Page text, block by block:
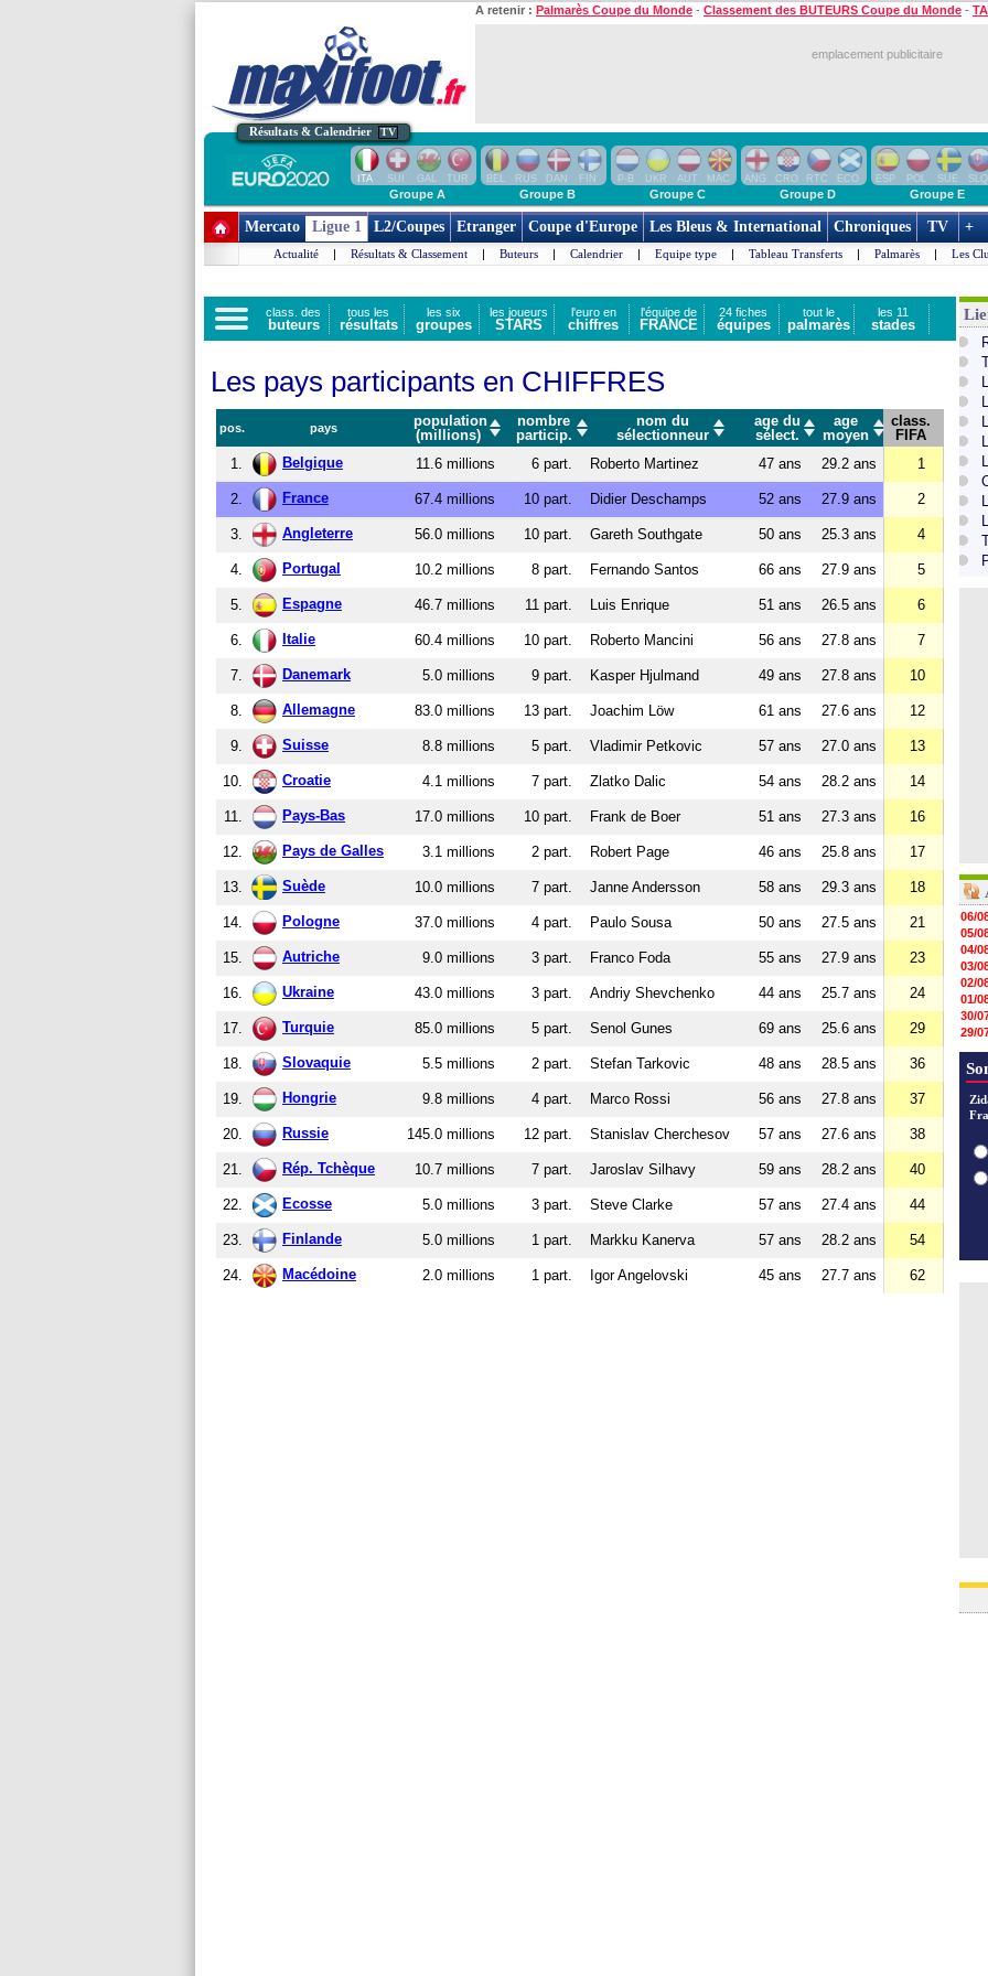
A retenir : Palmarès Coupe du Monde - Classement des BUTEURS Coupe du Monde -
emplacement publicitaire
Résultats & Calendrier TV
ITA SUI GAL TUR BEL RUS DAN FIN P-B UKR AUT MAC ANG CRO RTC ECO ESP POL SUE SLQ
Groupe A Groupe B Groupe C Groupe D Groupe E
Mercato Ligue 1 L2/Coupes Etranger Coupe d'Europe Les Bleus & International Chroniques TV +
Actualité | Résultats & Classement | Buteurs | Calendrier | Equipe type | Tableau Transferts | Palmarès | Les
class. des
buteurs
tous les
résultats
les six
groupes
les joueurs
STARS
l'euro en
chiffres
l'équipe de
FRANCE
24 fiches
équipes
tout le
palmarès
les 11
stades
Les pays participants en CHIFFRES
pos. pays
population
(millions)
nombre
particip.
nom du
sélectionneur
age du
sélect.
age
moyen
class.
FIFA
1.
Belgique 11.6 millions 6 part. Roberto Martinez 47 ans 29.2 ans 1
2. France 67.4 millions 10 part. Didier Deschamps 52 ans 27.9 ans 2
3. Angleterre 56.0 millions 10 part. Gareth Southgate 50 ans 25.3 ans 4
4. Portugal 10.2 millions 8 part. Fernando Santos 66 ans 27.9 ans 5
5. Espagne 46.7 millions 11 part. Luis Enrique 51 ans 26.5 ans 6
6. Italie 60.4 millions 10 part. Roberto Mancini 56 ans 27.8 ans 7
7. Danemark 5.0 millions 9 part. Kasper Hjulmand 49 ans 27.8 ans 10
8. Allemagne 83.0 millions 13 part. Joachim Löw 61 ans 27.6 ans 12
9. Suisse 8.8 millions 5 part. Vladimir Petkovic 57 ans 27.0 ans 13
10. Croatie 4.1 millions 7 part. Zlatko Dalic 54 ans 28.2 ans 14
11. Pays-Bas 17.0 millions 10 part. Frank de Boer 51 ans 27.3 ans 16
12. Pays de Galles 3.1 millions 2 part. Robert Page 46 ans 25.8 ans 17
13. Suède 10.0 millions 7 part. Janne Andersson 58 ans 29.3 ans 18
14. Pologne 37.0 millions 4 part. Paulo Sousa 50 ans 27.5 ans 21
15. Autriche 9.0 millions 3 part. Franco Foda 55 ans 27.9 ans 23
16. Ukraine 43.0 millions 3 part. Andriy Shevchenko 44 ans 25.7 ans 24
17. Turquie 85.0 millions 5 part. Senol Gunes 69 ans 25.6 ans 29
18. Slovaquie 5.5 millions 2 part. Stefan Tarkovic 48 ans 28.5 ans 36
19. Hongrie 9.8 millions 4 part. Marco Rossi 56 ans 27.8 ans 37
20. Russie 145.0 millions 12 part. Stanislav Cherchesov 57 ans 27.6 ans 38
21. Rép. Tchèque 10.7 millions 7 part. Jaroslav Silhavy 59 ans 28.2 ans 40
22. Ecosse 5.0 millions 3 part. Steve Clarke 57 ans 27.4 ans 44
23. Finlande 5.0 millions 1 part. Markku Kanerva 57 ans 28.2 ans 54
24. Macédoine 2.0 millions 1 part. Igor Angelovski 45 ans 27.7 ans 62
06/
05/
04/
03/
02/
01/
30/
29/
29/
29/
28/
28/
28/07